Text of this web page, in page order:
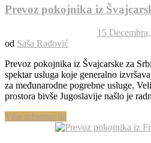
Prevoz pokojnika iz
15
od Saša Radović
Prevoz pokojnika iz Švajcarske za
spektar usluga koje generalno
za međunarodne pogrebne usluge.
prostora bivše Jugoslavije našlo je
Više informacija